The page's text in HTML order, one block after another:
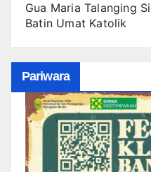
Gua Maria Talanging
Batin Umat Katolik
Pariwara